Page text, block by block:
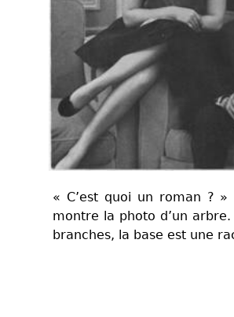
« C’est quoi un roman ? »
montre la photo d’un
branches, la base est une